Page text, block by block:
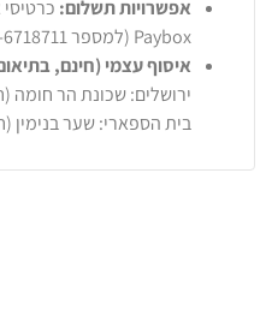
אפשרויות תשלום:
Paybox (למספר 054-6718711 בצירוף מספר הזמנה).
איסוף עצמי (חינם,
ירושלים: שכונת הר חומה
בית הספארי: שער